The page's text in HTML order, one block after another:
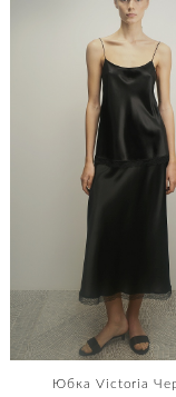
Юбка Victoria